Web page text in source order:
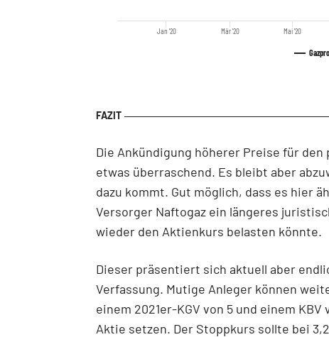
Jan '20 Mär '20 Mai '20
Die Ankündigung höherer Preise für
etwas überraschend. Es bleibt aber
dazu kommt. Gut möglich, dass es hier
Versorger Naftogaz ein längeres
wieder den Aktienkurs belasten könnte.
Dieser präsentiert sich aktuell aber
Verfassung. Mutige Anleger können
einem 2021er-KGV von 5 und einem
Aktie setzen. Der Stoppkurs sollte bei